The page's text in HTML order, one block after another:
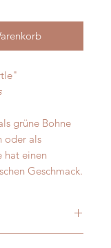
grüne Bohne
oder als
hat einen
Geschmack.